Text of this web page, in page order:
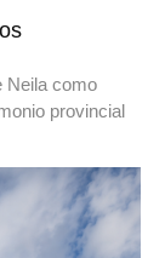
Neila como
provincial